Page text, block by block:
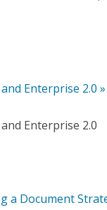
Enterprise 2.0
Enterprise 2.0
a Document